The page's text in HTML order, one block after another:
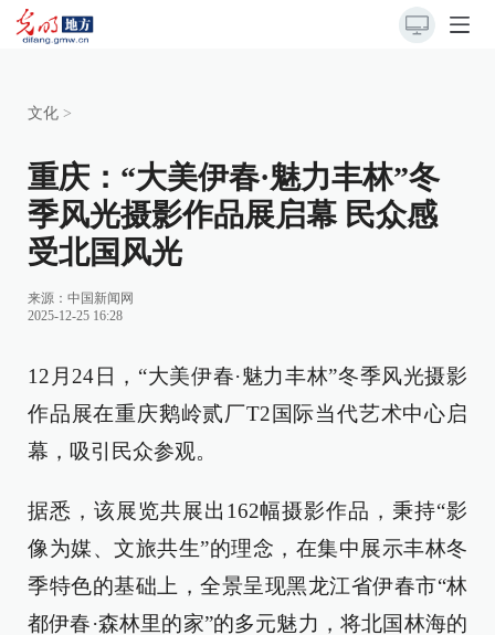
文化 >
重庆：“大美伊春·魅力丰林”冬
季风光摄影作品展启幕 民众感
受北国风光
来源： 中国新闻网
2025-12-25 16:28
12月24日，“大美伊春·魅力丰林”冬季风光摄影
作品展在重庆鹅岭贰厂T2国际当代艺术中心启
幕，吸引民众参观。
据悉，该展览共展出162幅摄影作品，秉持“影
像为媒、文旅共生”的理念，在集中展示丰林冬
季特色的基础上，全景呈现黑龙江省伊春市“林
都伊春·森林里的家”的多元魅力，将北国林海的